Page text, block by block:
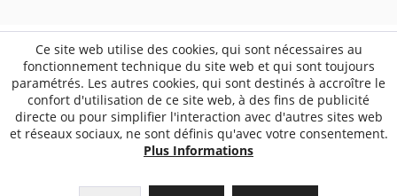
Ce site web utilise des cookies, qui sont nécessaires au
fonctionnement technique du site web et qui sont toujours
paramétrés. Les autres cookies, qui sont destinés à accroître le
confort d'utilisation de ce site web, à des fins de publicité
directe ou pour simplifier l'interaction avec d'autres sites web
et réseaux sociaux, ne sont définis qu'avec votre consentement.
Plus Informations